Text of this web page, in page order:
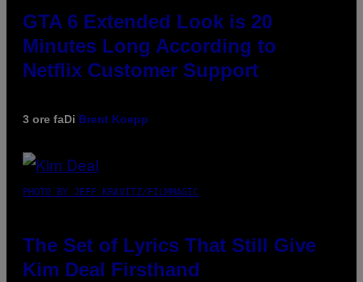
GTA 6 Extended Look is 20
Minutes Long According to
Netflix Customer Support
3 ore faDi Brent Koepp
PHOTO BY JEFF KRAVITZ/FILMMAGIC
The Set of Lyrics That Still Give
Kim Deal Firsthand